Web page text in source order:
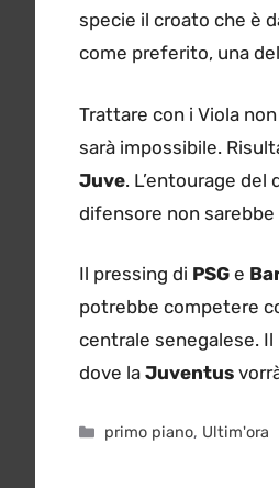
specie il croato che è
come preferito, una
Trattare con i Viola
sarà impossibile.
Juve. L’entourage
difensore non
Il pressing di PSG e
potrebbe competere
centrale senegalese.
dove la Juventus
Categorie
primo piano, Ultim'ora